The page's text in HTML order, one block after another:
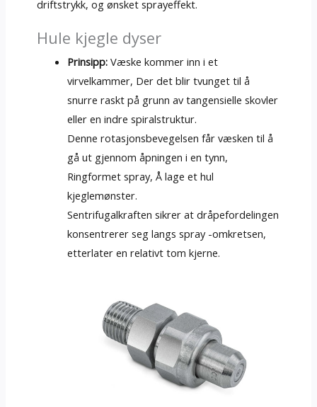
driftstrykk, og ønsket sprayeffekt.
Hule kjegle dyser
Prinsipp: Væske kommer inn i et
virvelkammer, Der det blir tvunget til å
snurre raskt på grunn av tangensielle skovler
eller en indre spiralstruktur.
Denne rotasjonsbevegelsen får væsken til å
gå ut gjennom åpningen i en tynn,
Ringformet spray, Å lage et hul
kjeglemønster.
Sentrifugalkraften sikrer at dråpefordelingen
konsentrerer seg langs spray -omkretsen,
etterlater en relativt tom kjerne.